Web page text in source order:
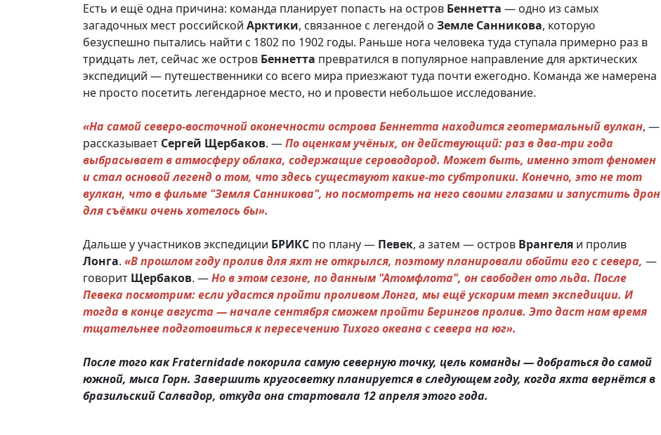
Есть и ещё одна причина: команда планирует попасть на остров Беннетта — одно из самых
загадочных мест российской Арктики, связанное с легендой о Земле Санникова, которую
безуспешно пытались найти с 1802 по 1902 годы. Раньше нога человека туда ступала примерно раз в
тридцать лет, сейчас же остров Беннетта превратился в популярное направление для арктических
экспедиций — путешественники со всего мира приезжают туда почти ежегодно. Команда же намерена
не просто посетить легендарное место, но и провести небольшое исследование.
«На самой северо-восточной оконечности острова Беннетта находится геотермальный вулкан, —
рассказывает Сергей Щербаков. —По оценкам учёных, он действующий: раз в два-три года
выбрасывает в атмосферу облака, содержащие сероводород. Может быть, именно этот феномен
и стал основой легенд о том, что здесь существуют какие-то субтропики. Конечно, это не тот
вулкан, что в фильме "Земля Санникова", но посмотреть на него своими глазами и запустить дрон
для съёмки очень хотелось бы».
Дальше у участников экспедиции БРИКС по плану — Певек, а затем — остров Врангеля и пролив
Лонга. «В прошлом году пролив для яхт не открылся, поэтому планировали обойти его с севера, —
говорит Щербаков. —Но в этом сезоне, по данным "Атомфлота", он свободен ото льда. После
Певека посмотрим: если удастся пройти проливом Лонга, мы ещё ускорим темп экспедиции. И
тогда в конце августа — начале сентября сможем пройти Берингов пролив. Это даст нам время
тщательнее подготовиться к пересечению Тихого океана с севера на юг».
После того как Fraternidade покорила самую северную точку, цель команды — добраться до самой
южной, мыса Горн. Завершить кругосветку планируется в следующем году, когда яхта вернётся в
бразильский Салвадор, откуда она стартовала 12 апреля этого года.